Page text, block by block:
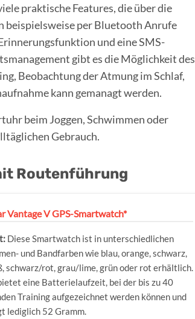
praktische Features, die über die
beispielsweise per Bluetooth Anrufe
und eine SMS-
gibt es die Möglichkeit des
Beobachtung der Atmung im Schlaf,
kann gemanagt werden.
beim Joggen, Schwimmen oder
Gebrauch.
Routenführung
Vantage V GPS-Smartwatch*
Diese Smartwatch ist in unterschiedlichen
und Bandfarben wie blau, orange, schwarz,
schwarz/rot, grau/lime, grün oder rot erhältlich.
eine Batterielaufzeit, bei der bis zu 40
Training aufgezeichnet werden können und
lediglich 52 Gramm.